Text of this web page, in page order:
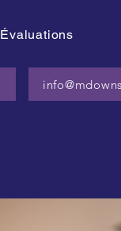
Évaluations